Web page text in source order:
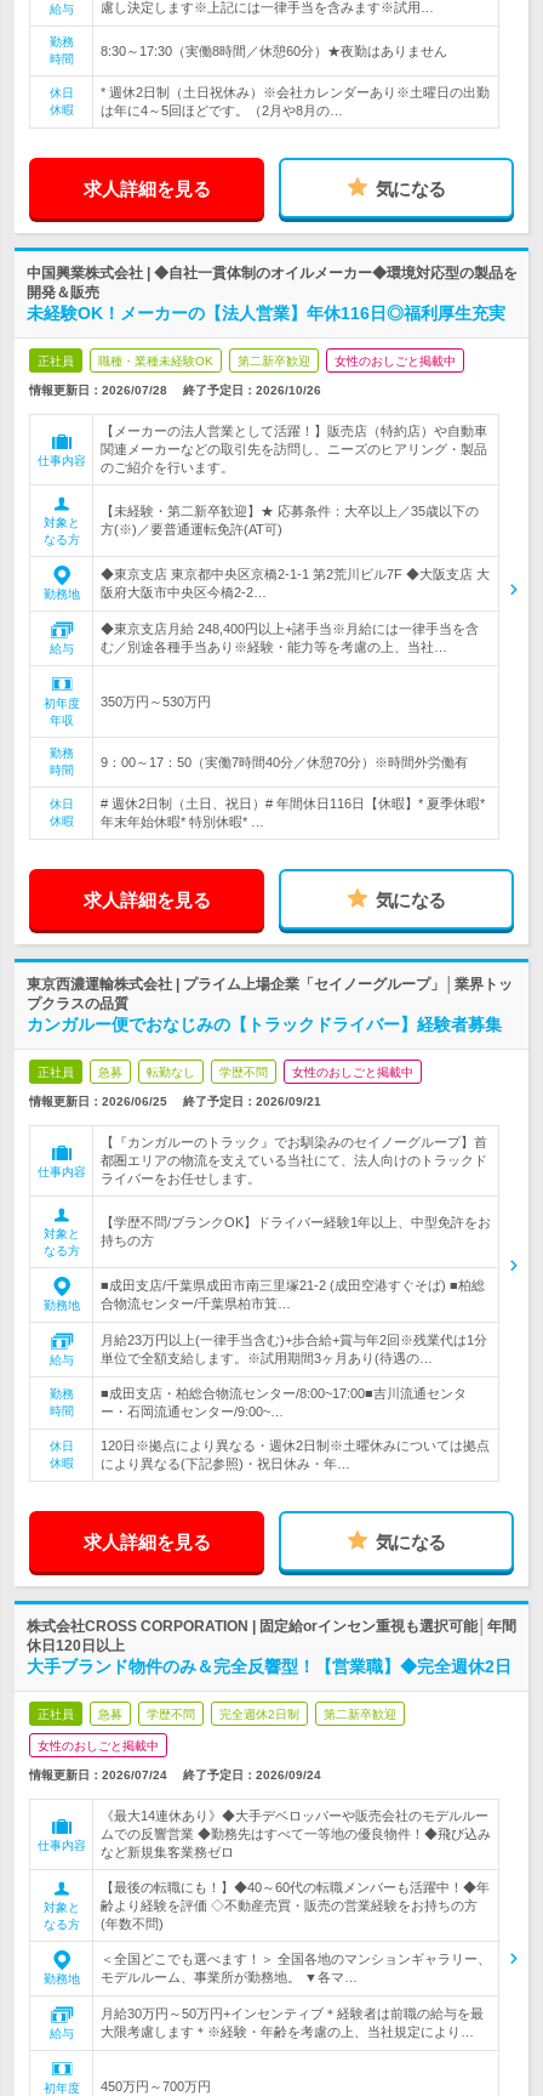
給与 慮し決定します※上記には一律手当を含みます※試用…
勤務
時間
8:30～17:30（実働8時間／休憩60分）★夜勤はありません
休日
休暇
* 週休2日制（土日祝休み）※会社カレンダーあり※土曜日の出勤
は年に4～5回ほどです。（2月や8月の…
求人詳細を見る 気になる
中国興業株式会社 | ◆自社一貫体制のオイルメーカー◆環境対応型の製品を
開発＆販売
未経験OK！メーカーの【法人営業】年休116日◎福利厚生充実
正社員 職種・業種未経験OK 第二新卒歓迎 女性のおしごと掲載中
情報更新日：2026/07/28 終了予定日： 2026/10/26
仕事内容
【メーカーの法人営業として活躍！】販売店（特約店）や自動車
関連メーカーなどの取引先を訪問し、ニーズのヒアリング・製品
のご紹介を行います。
対象と
なる方
【未経験・第二新卒歓迎】★ 応募条件：大卒以上／35歳以下の
方(※)／要普通運転免許(AT可)
勤務地
◆東京支店 東京都中央区京橋2-1-1 第2荒川ビル7F ◆大阪支店 大
阪府大阪市中央区今橋2-2…
給与
◆東京支店月給 248,400円以上+諸手当※月給には一律手当を含
む／別途各種手当あり※経験・能力等を考慮の上、当社…
初年度
年収
350万円～530万円
勤務
時間
9：00～17：50（実働7時間40分／休憩70分）※時間外労働有
休日
休暇
# 週休2日制（土日、祝日）# 年間休日116日【休暇】* 夏季休暇*
年末年始休暇* 特別休暇* …
求人詳細を見る 気になる
東京西濃運輸株式会社 | プライム上場企業「セイノーグループ」│業界トッ
プクラスの品質
カンガルー便でおなじみの【トラックドライバー】経験者募集
正社員 急募 転勤なし 学歴不問 女性のおしごと掲載中
情報更新日：2026/06/25 終了予定日： 2026/09/21
仕事内容
【『カンガルーのトラック』でお馴染みのセイノーグループ】首
都圏エリアの物流を支えている当社にて、法人向けのトラックド
ライバーをお任せします。
対象と
なる方
【学歴不問/ブランクOK】ドライバー経験1年以上、中型免許をお
持ちの方
勤務地
■成田支店/千葉県成田市南三里塚21-2 (成田空港すぐそば) ■柏総
合物流センター/千葉県柏市箕…
給与
月給23万円以上(一律手当含む)+歩合給+賞与年2回※残業代は1分
単位で全額支給します。※試用期間3ヶ月あり(待遇の…
勤務
時間
■成田支店・柏総合物流センター/8:00~17:00■吉川流通センタ
ー・石岡流通センター/9:00~…
休日
休暇
120日※拠点により異なる・週休2日制※土曜休みについては拠点
により異なる(下記参照)・祝日休み・年…
求人詳細を見る 気になる
株式会社CROSS CORPORATION | 固定給orインセン重視も選択可能│年間
休日120日以上
大手ブランド物件のみ＆完全反響型！【営業職】◆完全週休2日
正社員 急募 学歴不問 完全週休2日制 第二新卒歓迎
女性のおしごと掲載中
情報更新日：2026/07/24 終了予定日： 2026/09/24
仕事内容
《最大14連休あり》◆大手デベロッパーや販売会社のモデルルー
ムでの反響営業 ◆勤務先はすべて一等地の優良物件！◆飛び込み
など新規集客業務ゼロ
対象と
なる方
【最後の転職にも！】◆40～60代の転職メンバーも活躍中！◆年
齢より経験を評価 ◇不動産売買・販売の営業経験をお持ちの方
(年数不問)
勤務地
＜全国どこでも選べます！＞ 全国各地のマンションギャラリー、
モデルルーム、事業所が勤務地。 ▼各マ…
給与
月給30万円～50万円+インセンティブ＊経験者は前職の給与を最
大限考慮します＊※経験・年齢を考慮の上、当社規定により…
初年度
450万円～700万円